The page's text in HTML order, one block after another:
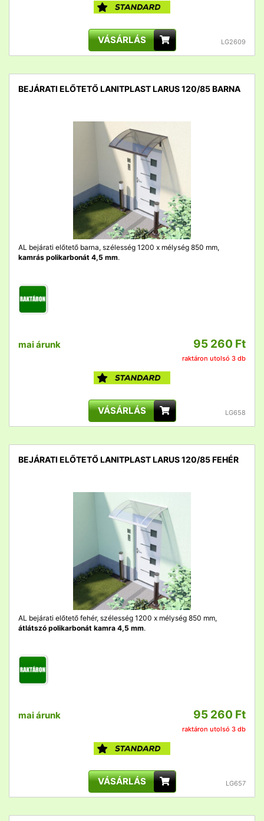
VÁSÁRLÁS LG2609
BEJÁRATI ELŐTETŐ LANITPLAST LARUS 120/85 BARNA
AL bejárati előtető barna, szélesség 1200 x mélység 850 mm,
kamrás polikarbonát 4,5 mm.
mai árunk 95 260 Ft
raktáron utolsó 3 db
VÁSÁRLÁS LG658
BEJÁRATI ELŐTETŐ LANITPLAST LARUS 120/85 FEHÉR
AL bejárati előtető fehér, szélesség 1200 x mélység 850 mm,
átlátszó polikarbonát kamra 4,5 mm.
mai árunk 95 260 Ft
raktáron utolsó 3 db
VÁSÁRLÁS LG657